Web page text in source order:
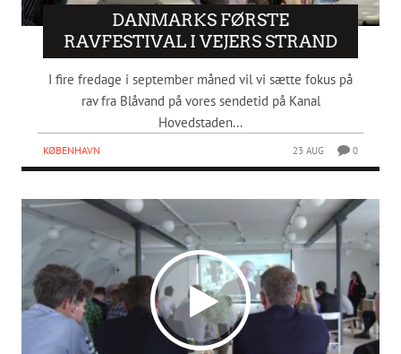
DANMARKS FØRSTE
RAVFESTIVAL I VEJERS STRAND
I fire fredage i september måned vil vi sætte fokus på
rav fra Blåvand på vores sendetid på Kanal
Hovedstaden...
KØBENHAVN 23 AUG 0